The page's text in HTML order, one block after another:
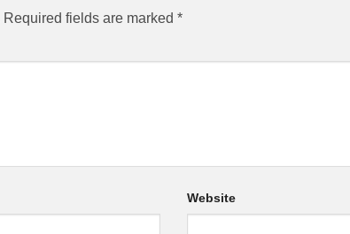
Required fields are marked *
Website